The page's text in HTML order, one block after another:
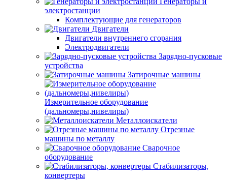
электростанции
Комплектующие для генераторов
Двигатели
Двигатели внутреннего сгорания
Электродвигатели
Зарядно-пусковые
устройства
Затирочные машины
Измерительное оборудование
(дальномеры,нивелиры)
Металлоискатели
Отрезные
машины по металлу
Сварочное
оборудование
Стабилизаторы,
конвертеры